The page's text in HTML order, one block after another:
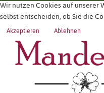
Wir nutzen Cookies auf unserer
selbst entscheiden, ob Sie die
Akzeptieren Ablehnen